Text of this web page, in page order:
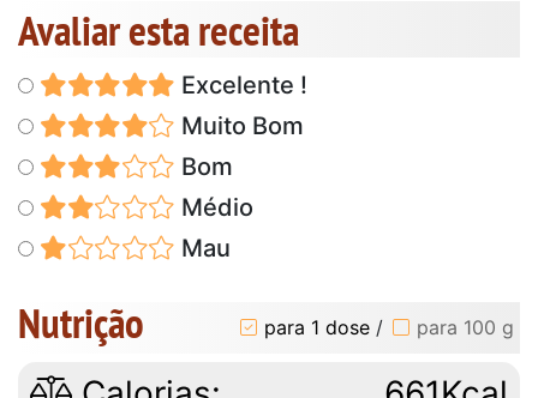
Avaliar esta receita
Excelente !
Muito Bom
Bom
Médio
Mau
Nutrição para 1 dose / para 100 g